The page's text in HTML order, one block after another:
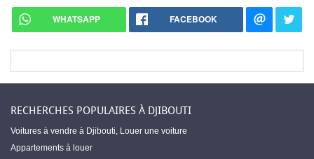
WHATSAPP FACEBOOK
RECHERCHES POPULAIRES À DJIBOUTI
Voitures à vendre à Djibouti, Louer une voiture
Appartements à louer